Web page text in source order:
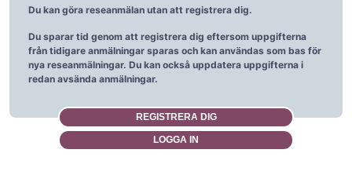
Du kan göra reseanmälan utan att registrera dig.
Du sparar tid genom att registrera dig eftersom uppgifterna
från tidigare anmälningar sparas och kan användas som bas för
nya reseanmälningar. Du kan också uppdatera uppgifterna i
redan avsända anmälningar.